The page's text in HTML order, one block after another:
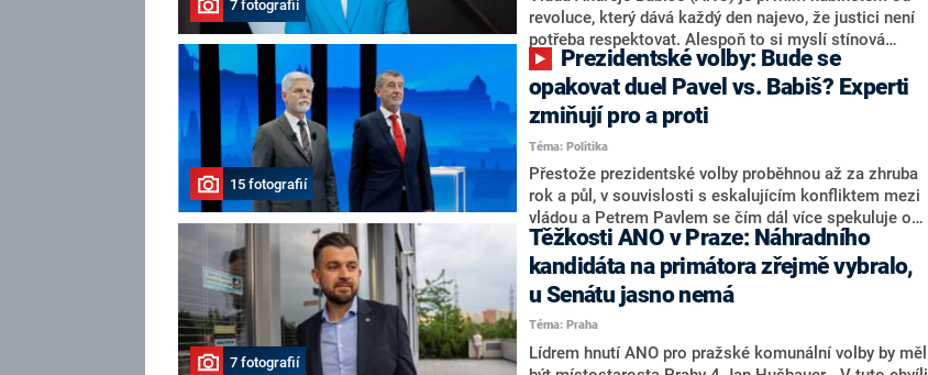
značně pochybuje. Podle něj současná koalice dosud
nemá osobu, která by Pavlovi mohla konkurovat.
7 fotografií
revoluce, který dává každý den najevo, že justici není
potřeba respektovat. Alespoň to si myslí stínová
ministryně spravedlnosti ODS Eva Decroix. V
rozhovoru pro CNN Prima NEWS si nebrala servítky
ohledně politického výkonu svého nástupce Jeronýma
Tejce (za ANO) či vládní zmocněnkyně pro lidská
práva Taťány Malé (ANO). Označením „svoloč“ na
adresu vlády prý byla ještě hodná. Decroix se také
vrátila k volební porážce koalice Spolu či promluvila o
hnutí Naše Česko Martina Kuby.
15 fotografií
opakovat duel Pavel vs. Babiš? Experti
zmiňují pro a proti
Téma: Politika
Přestože prezidentské volby proběhnou až za zhruba
rok a půl, v souvislosti s eskalujícím konfliktem mezi
vládou a Petrem Pavlem se čím dál více spekuluje o
tom, koho by do bitvy o Hrad mohla vyslat současná
koalice. Někteří političtí komentátoři znovu vytahují
jméno premiéra Andreje Babiše (ANO). Jak moc je
pravděpodobné, že se v prezidentských volbách 2028
bude znovu opakovat souboj z roku 2023?
7 fotografií
Těžkosti ANO v Praze: Náhradního
kandidáta na primátora zřejmě vybralo,
u Senátu jasno nemá
Téma: Praha
Lídrem hnutí ANO pro pražské komunální volby by měl